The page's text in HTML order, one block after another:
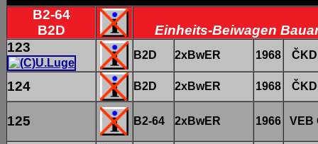
B2-64
B2D
Einheits-Beiwagen
123
B2D 2xBwER 1968
124 B2D 2xBwER 1968
125 B2-64 2xBwER 1966 VEB